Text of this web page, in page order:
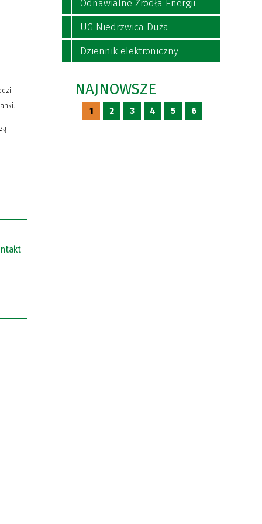
Odnawialne Źródła Energii
UG Niedrzwica Duża
Dziennik elektroniczny
NAJNOWSZE
1 2 3 4 5 6